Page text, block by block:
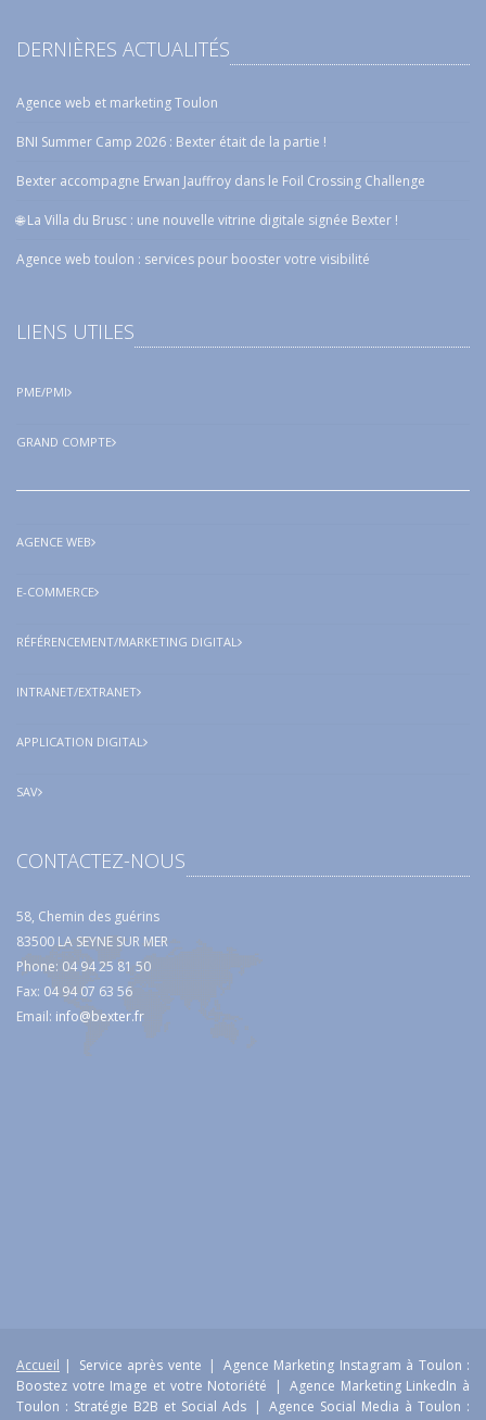
DERNIÈRES ACTUALITÉS
Agence web et marketing Toulon
BNI Summer Camp 2026 : Bexter était de la partie !
Bexter accompagne Erwan Jauffroy dans le Foil Crossing Challenge
🌐 La Villa du Brusc : une nouvelle vitrine digitale signée Bexter !
Agence web toulon : services pour booster votre visibilité
LIENS UTILES
PME/PMI
GRAND COMPTE
AGENCE WEB
E-COMMERCE
RÉFÉRENCEMENT/MARKETING DIGITAL
INTRANET/EXTRANET
APPLICATION DIGITAL
SAV
CONTACTEZ-NOUS
58, Chemin des guérins
83500 LA SEYNE SUR MER
Phone: 04 94 25 81 50
Fax: 04 94 07 63 56
Email: info@bexter.fr
Accueil Service après vente
Agence Marketing Instagram à Toulon :
Boostez votre Image et votre Notoriété
Agence Marketing LinkedIn à
Toulon : Stratégie B2B et Social Ads
Agence Social Media à Toulon :